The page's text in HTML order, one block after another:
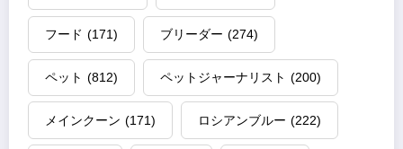
フード (171) ブリーダー (274)
ペット (812) ペットジャーナリスト (200)
メインクーン (171) ロシアンブルー (222)